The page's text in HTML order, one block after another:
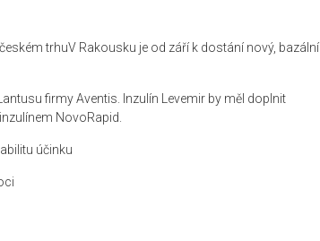
trhuV Rakousku je od září k dostání nový, bazální
firmy Aventis. Inzulín Levemir by měl doplnit
NovoRapid.
účinku